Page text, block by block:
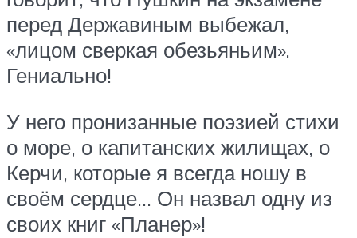
перед Державиным выбежал,
«лицом сверкая обезьяньим».
Гениально!
У него пронизанные поэзией стихи
о море, о капитанских жилищах, о
Керчи, которые я всегда ношу в
своём сердце… Он назвал одну из
своих книг «Планер»!